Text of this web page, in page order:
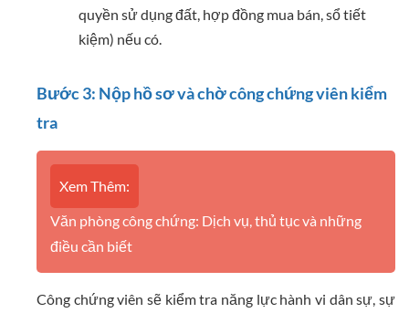
quyền sử dụng đất, hợp đồng mua bán, sổ tiết
kiệm) nếu có.
Bước 3: Nộp hồ sơ và chờ công chứng viên kiểm
tra
Xem Thêm:
Văn phòng công chứng: Dịch vụ, thủ tục và những
điều cần biết
Công chứng viên sẽ kiểm tra năng lực hành vi dân sự, sự